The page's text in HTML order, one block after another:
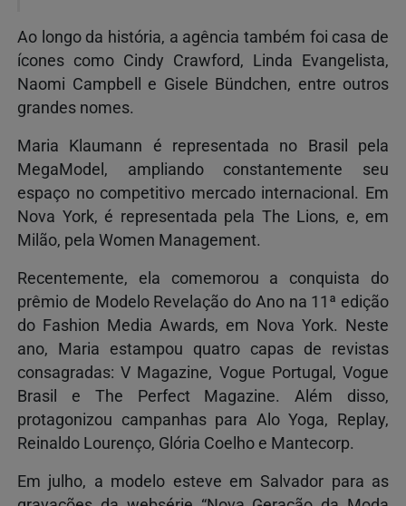
Ao longo da história, a agência também foi casa de
ícones como Cindy Crawford, Linda Evangelista,
Naomi Campbell e Gisele Bündchen, entre outros
grandes nomes.
Maria Klaumann é representada no Brasil pela
MegaModel, ampliando constantemente seu
espaço no competitivo mercado internacional. Em
Nova York, é representada pela The Lions, e, em
Milão, pela Women Management.
Recentemente, ela comemorou a conquista do
prêmio de Modelo Revelação do Ano na 11ª edição
do Fashion Media Awards, em Nova York. Neste
ano, Maria estampou quatro capas de revistas
consagradas: V Magazine, Vogue Portugal, Vogue
Brasil e The Perfect Magazine. Além disso,
protagonizou campanhas para Alo Yoga, Replay,
Reinaldo Lourenço, Glória Coelho e Mantecorp.
Em julho, a modelo esteve em Salvador para as